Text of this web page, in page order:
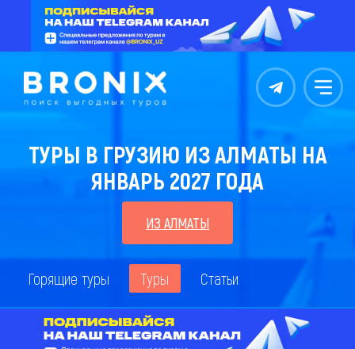
Контакты Меню
ТУРЫ В ГРУЗИЮ ИЗ АЛМАТЫ НА
ЯНВАРЬ 2027 ГОДА
ИЗ АЛМАТЫ
Горящие туры Туры Статьи